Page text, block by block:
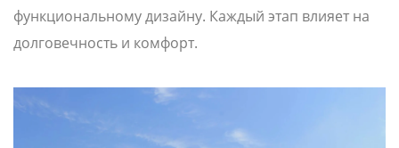
функциональному дизайну. Каждый этап влияет на
долговечность и комфорт.